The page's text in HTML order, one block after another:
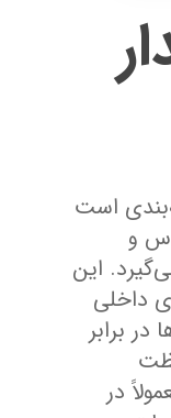
است
و
این
داخلی
در برابر
در